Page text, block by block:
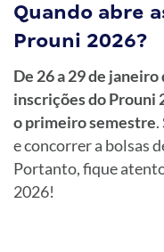
Quando abre
Prouni 2026?
De 26 a 29 de
inscrições do Prouni
o primeiro semestre
e concorrer a bolsas
Portanto, fique
2026!